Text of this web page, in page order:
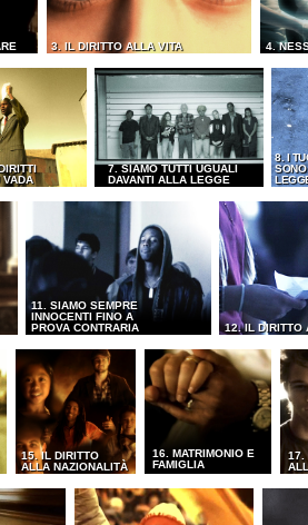
3. IL DIRITTO ALLA VITA 4.
VADA
7. SIAMO TUTTI UGUALI
DAVANTI ALLA LEGGE
8. I
SONO
11. SIAMO SEMPRE
INNOCENTI FINO A
PROVA CONTRARIA
12. IL DIRITTO
15. IL DIRITTO
ALLA NAZIONALITÀ
16. MATRIMONIO E
FAMIGLIA
17.